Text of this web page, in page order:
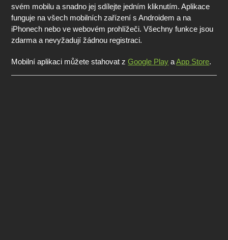
svém mobilu a snadno jej sdílejte jedním kliknutím. Aplikace
funguje na všech mobilních zařízení s Androidem a na
iPhonech nebo ve webovém prohlížeči. Všechny funkce jsou
zdarma a nevyžadují žádnou registraci.
Mobilní aplikaci můžete stahovat zGoogle Play aApp Store.